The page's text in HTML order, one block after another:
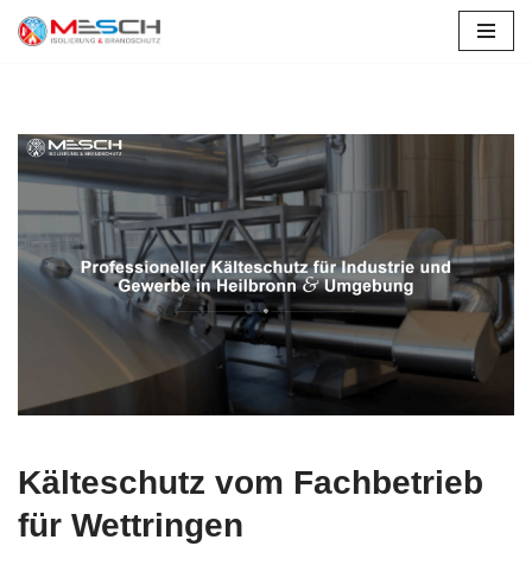
Kälteschutz vom Fachbetrieb
für Wettringen